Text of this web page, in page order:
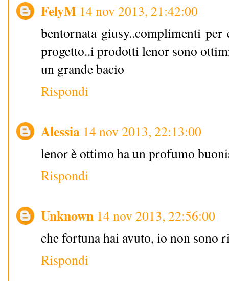
FelyM 14 nov 2013, 21:42:00
bentornata giusy..complimenti
progetto..i prodotti lenor sono
un grande bacio
Rispondi
Alessia 14 nov 2013, 22:13:00
lenor è ottimo ha un profumo
Rispondi
Unknown 14 nov 2013, 22:56:00
che fortuna hai avuto, io non sono
Rispondi